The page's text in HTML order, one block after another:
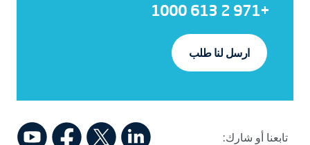
+971 2 613 1000
ارسل لنا طلب
تابعنا أو شارك: